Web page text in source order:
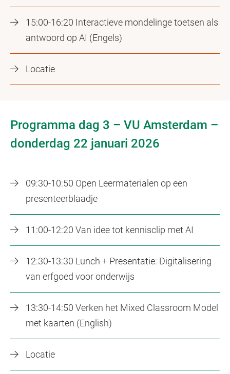
15:00-16:20 Interactieve mondelinge toetsen als
antwoord op AI (Engels)
Locatie
Programma dag 3 – VU Amsterdam –
donderdag 22 januari 2026
09:30-10:50 Open Leermaterialen op een
presenteerblaadje
11:00-12:20 Van idee tot kennisclip met AI
12:30-13:30 Lunch + Presentatie: Digitalisering
van erfgoed voor onderwijs
13:30-14:50 Verken het Mixed Classroom Model
met kaarten (English)
Locatie